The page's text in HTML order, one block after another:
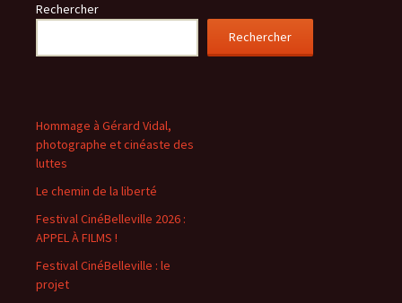
Rechercher
Rechercher
Hommage à Gérard Vidal,
photographe et cinéaste des
luttes
Le chemin de la liberté
Festival CinéBelleville 2026 :
APPEL À FILMS !
Festival CinéBelleville : le
projet